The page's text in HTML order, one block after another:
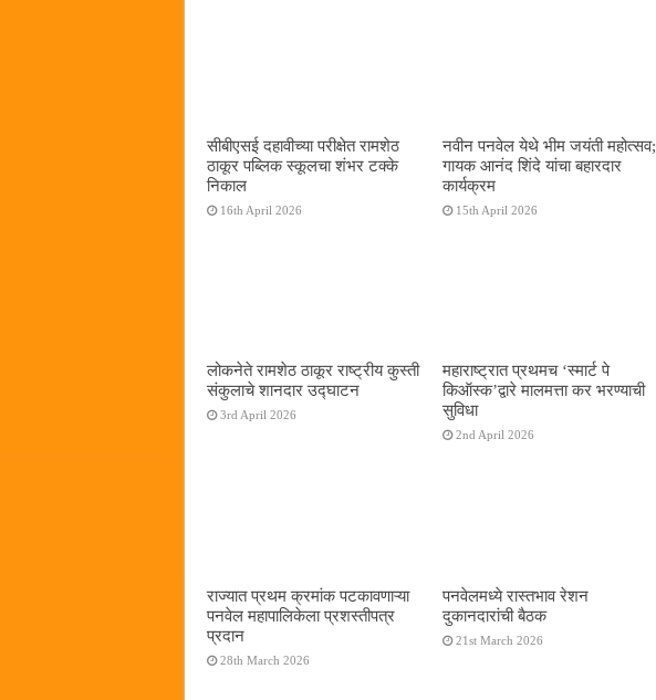
सीबीएसई दहावीच्या परीक्षेत रामशेठ
ठाकूर पब्लिक स्कूलचा शंभर टक्के
निकाल
16th April 2026
नवीन पनवेल येथे भीम जयंती महोत्सव;
गायक आनंद शिंदे यांचा बहारदार
कार्यक्रम
15th April 2026
लोकनेते रामशेठ ठाकूर राष्ट्रीय कुस्ती
संकुलाचे शानदार उद्घाटन
3rd April 2026
महाराष्ट्रात प्रथमच ‌‘स्मार्ट पे
किऑस्क‌’द्वारे मालमत्ता कर भरण्याची
सुविधा
2nd April 2026
राज्यात प्रथम क्रमांक पटकावणाऱ्या
पनवेल महापालिकेला प्रशस्तीपत्र
प्रदान
28th March 2026
पनवेलमध्ये रास्तभाव रेशन
दुकानदारांची बैठक
21st March 2026